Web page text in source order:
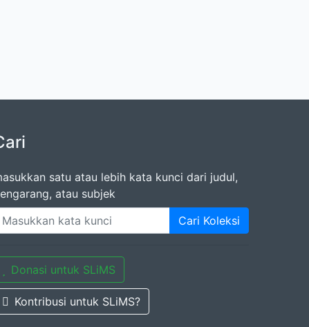
satu atau lebih kata kunci dari judul,
atau subjek
Cari Koleksi
Donasi untuk SLiMS
Kontribusi untuk SLiMS?